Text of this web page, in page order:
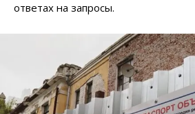
ответах на запросы.